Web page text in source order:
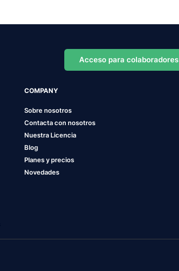
Acceso para colaboradores
COMPANY
Sobre nosotros
Contacta con nosotros
Nuestra Licencia
Blog
Planes y precios
Novedades